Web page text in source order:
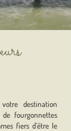
destination
fourgonnettes
fiers d'être le